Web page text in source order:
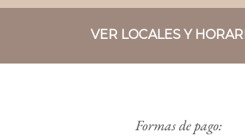
VER LOCALES Y
Formas de pago: